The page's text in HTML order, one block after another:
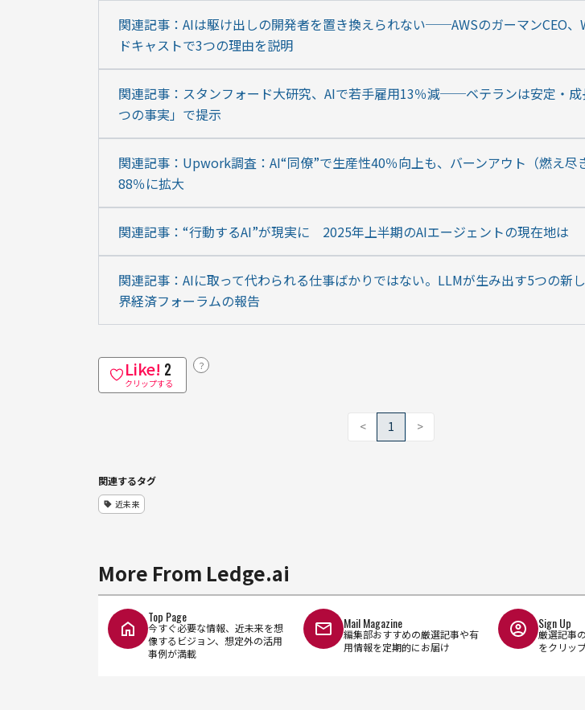
関連記事：AIは駆け出しの開発者を置き換えられない──AWSのガーマンCEO、
ドキャストで3つの理由を説明
関連記事：スタンフォード大研究、AIで若手雇用13％減──ベテランは安定・成
つの事実」で提示
関連記事：Upwork調査：AI“同僚”で生産性40％向上も、バーンアウト（燃え尽
88％に拡大
関連記事：“行動するAI”が現実に　2025年上半期のAIエージェントの現在地は
関連記事：AIに取って代わられる仕事ばかりではない。LLMが生み出す5つの新
界経済フォーラムの報告
Like! 2
クリップする
？
< 1 >
関連するタグ
近未来
More From Ledge.ai
Top Page
今すぐ必要な情報、近未来を想
像するビジョン、想定外の活用
事例が満載
Mail Magazine
編集部おすすめの厳選記事や有
用情報を定期的にお届け
Sign Up
厳選記事
をクリッ